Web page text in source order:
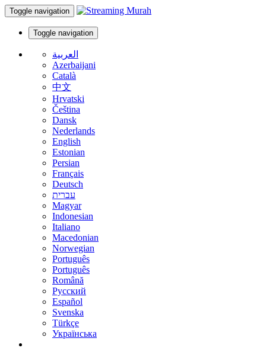
Toggle navigation
Toggle navigation
العربية
Azerbaijani
Català
中文
Hrvatski
Čeština
Dansk
Nederlands
English
Estonian
Persian
Français
Deutsch
עברית
Magyar
Indonesian
Italiano
Macedonian
Norwegian
Português
Português
Română
Русский
Español
Svenska
Türkçe
Українська